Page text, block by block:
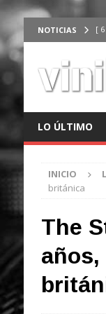
NOTICIAS [
[
[
[
LO ÚLTIMO
INICIO
británica
The
años,